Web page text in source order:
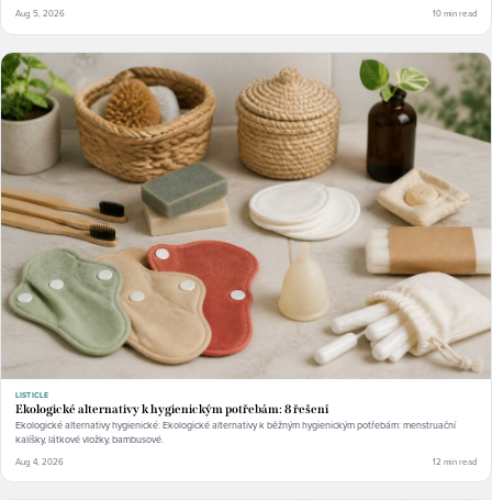
Aug 5, 2026 10 min read
LISTICLE
Ekologické alternativy k hygienickým potřebám: 8 řešení
Ekologické alternativy hygienické: Ekologické alternativy k běžným hygienickým potřebám: menstruační
kalíšky, látkové vložky, bambusové.
Aug 4, 2026 12 min read